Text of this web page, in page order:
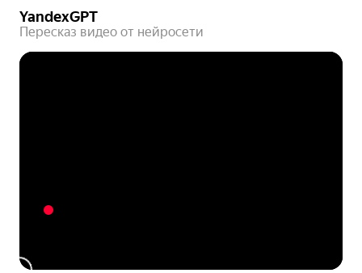
YandexGPT
Пересказ видео от нейросети